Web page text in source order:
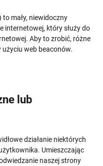
mały, niewidoczny
internetowej, który służy do
Aby to zrobić, różne
web beaconów.
lub
działanie niektórych
Umieszczając
naszej strony